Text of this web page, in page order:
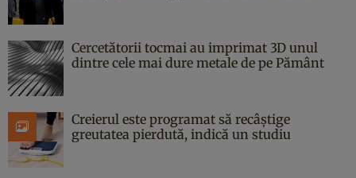
Cercetătorii tocmai au imprimat 3D unul
dintre cele mai dure metale de pe Pământ
Creierul este programat să recâștige
greutatea pierdută, indică un studiu